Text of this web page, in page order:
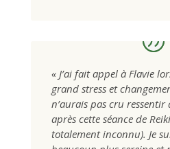
« J’ai fait appel à Flavie
grand stress et
n’aurais pas cru
après cette séance de
totalement inconnu). Je